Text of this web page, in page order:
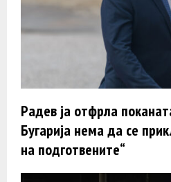
Радев ја отфрла
Бугарија нема да се
на подготвените“